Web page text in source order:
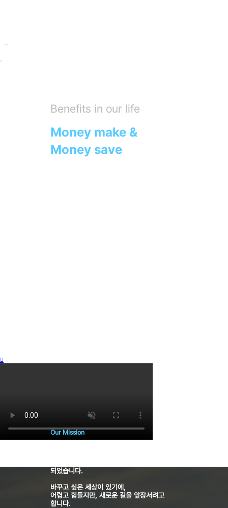
Benefits in our life
Money make &
Money save
Our Mission
되었습니다.
바꾸고 싶은 세상이 있기에,
어렵고 힘들지만, 새로운 길을 앞장서려고
합니다.